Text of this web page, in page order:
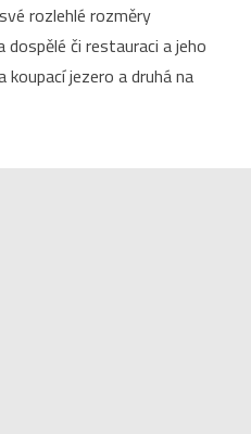
rozlehlé rozměry
či restauraci a jeho
jezero a druhá na